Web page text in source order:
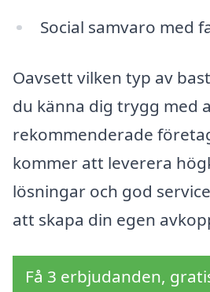
Social samvaro med
Oavsett vilken typ av
du känna dig trygg med
rekommenderade
kommer att leverera
lösningar och god
att skapa din egen
Få 3 erbjudanden,